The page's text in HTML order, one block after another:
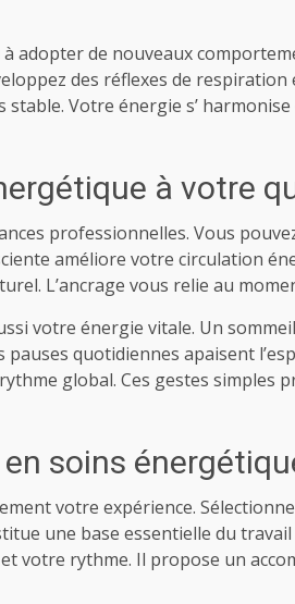
adopter de nouveaux
des réflexes de
Votre énergie s’
à votre
professionnelles. Vous
améliore votre circulation
L’ancrage vous relie au
votre énergie vitale. Un
quotidiennes apaisent
global. Ces gestes simples
soins
votre expérience.
une base essentielle du
votre rythme. Il propose un